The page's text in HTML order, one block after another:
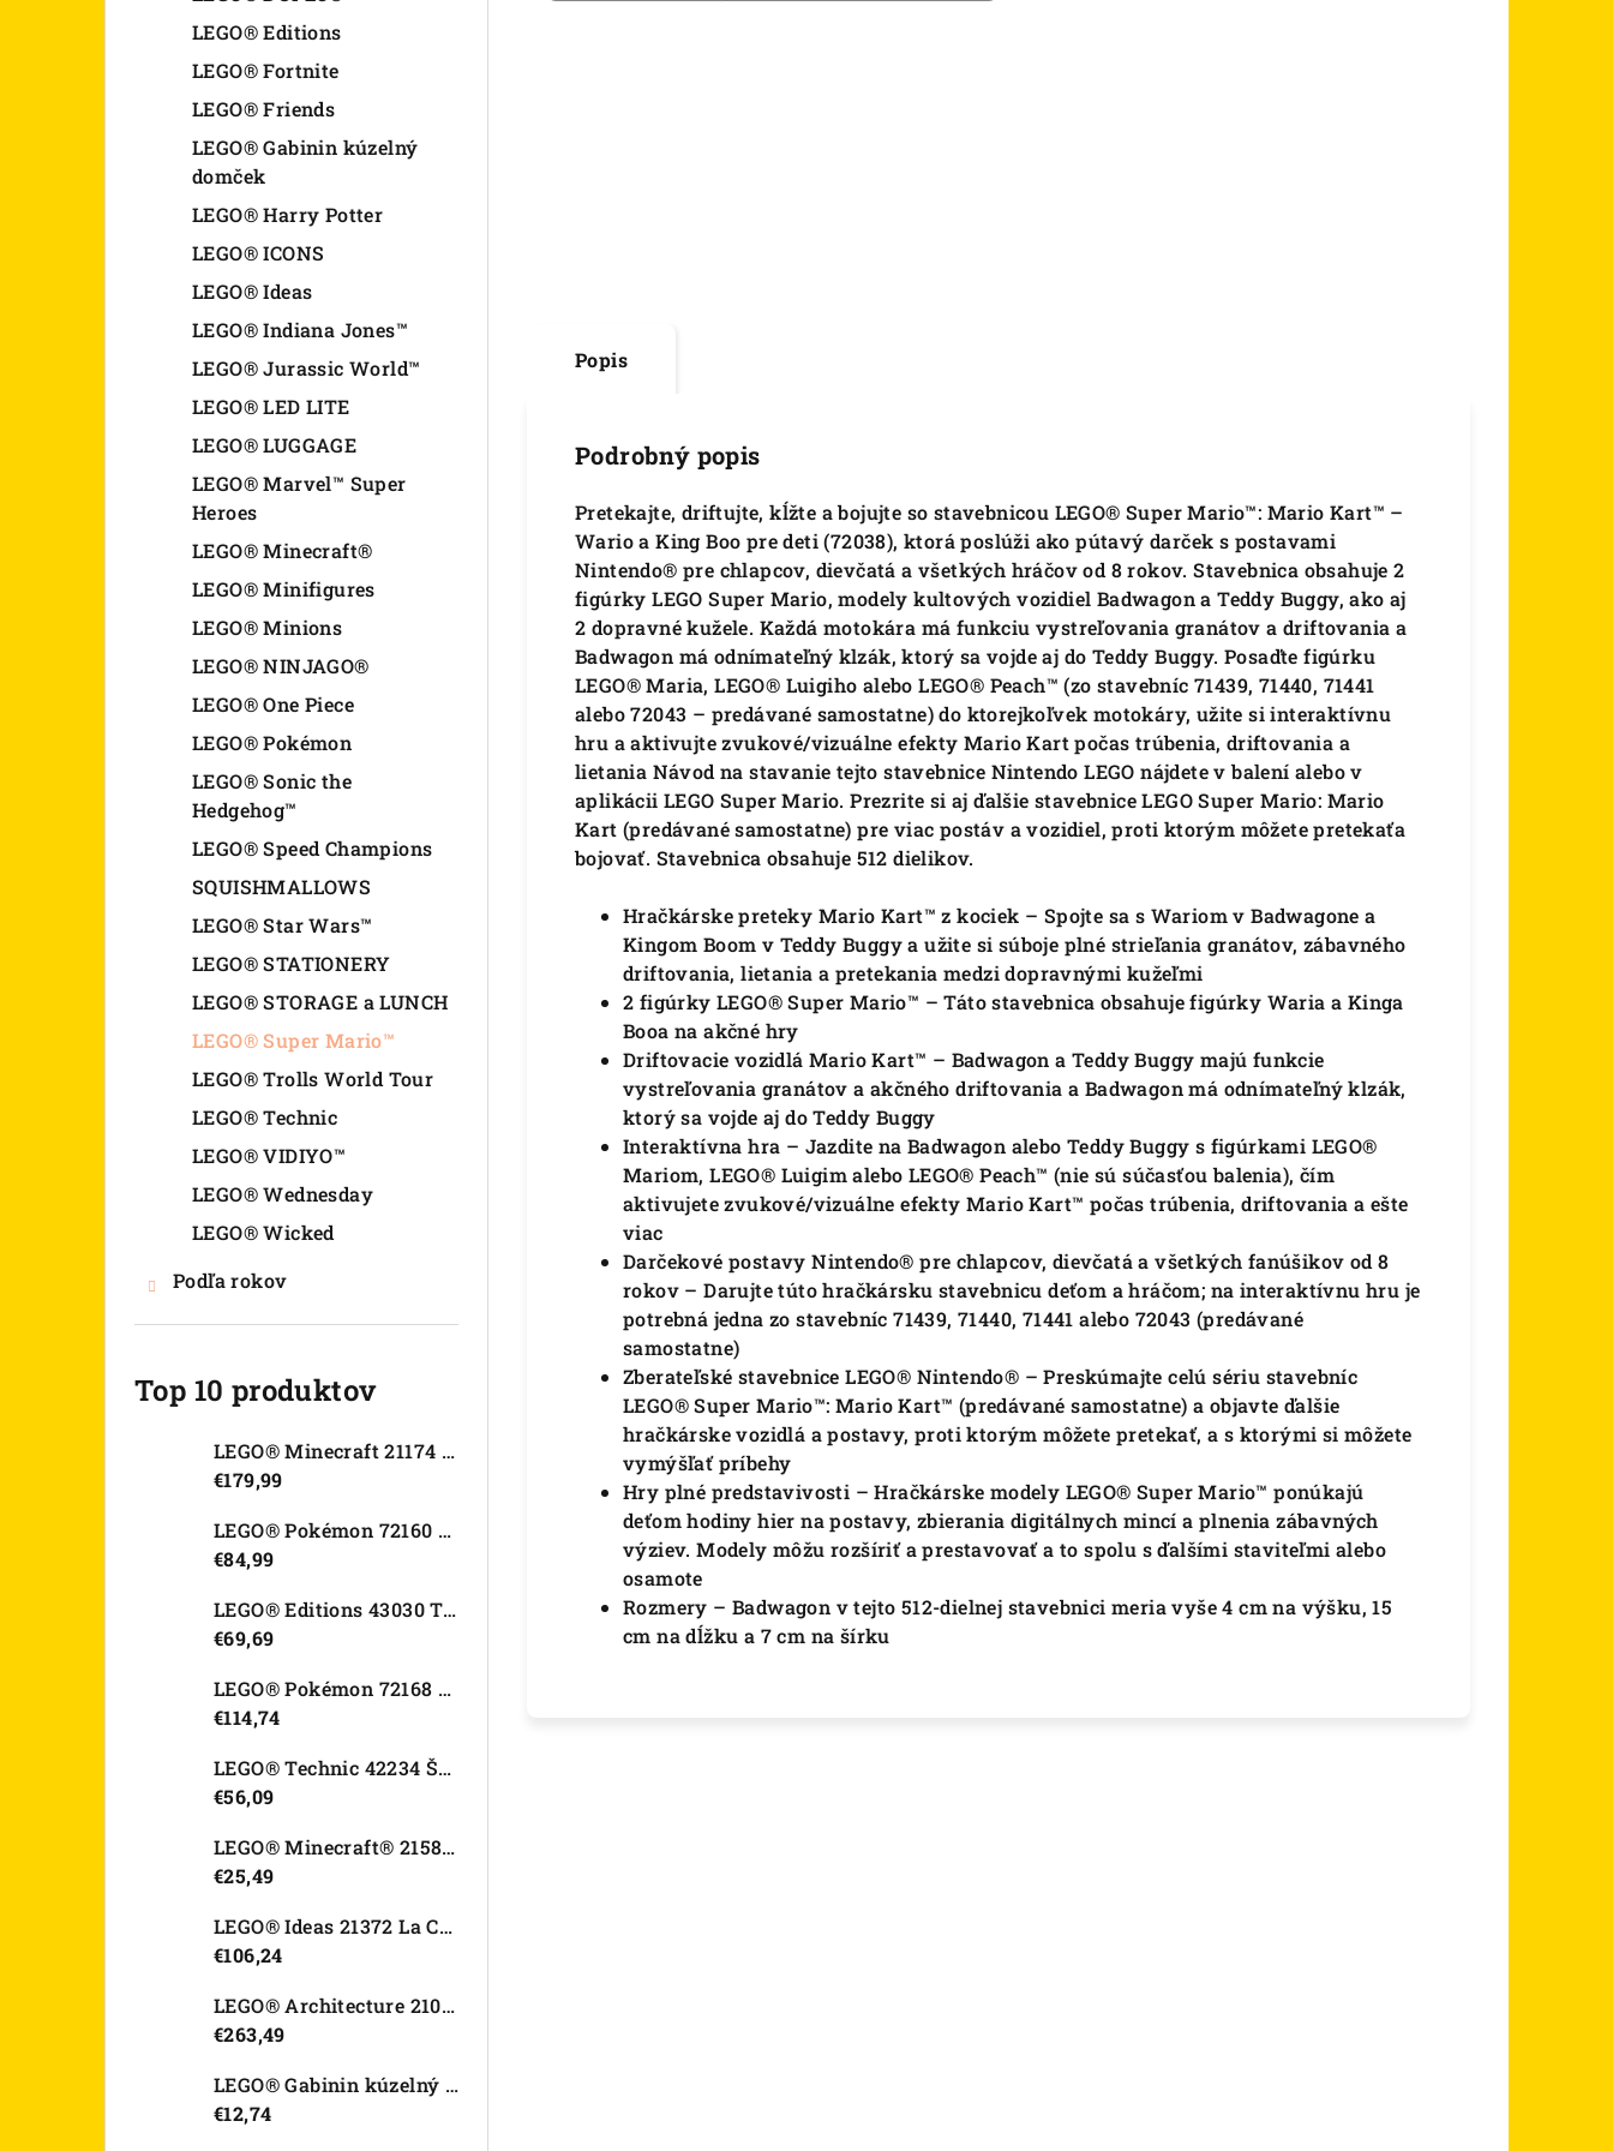
LEGO® Editions
LEGO® Fortnite
LEGO® Friends
LEGO® Gabinin kúzelný
domček
LEGO® Harry Potter
LEGO® ICONS
LEGO® Ideas
LEGO® Indiana Jones™
LEGO® Jurassic World™
LEGO® LED LITE
LEGO® LUGGAGE
LEGO® Marvel™ Super
Heroes
LEGO® Minecraft®
LEGO® Minifigures
LEGO® Minions
LEGO® NINJAGO®
LEGO® One Piece
LEGO® Pokémon
LEGO® Sonic the
Hedgehog™
LEGO® Speed Champions
SQUISHMALLOWS
LEGO® Star Wars™
LEGO® STATIONERY
LEGO® STORAGE a LUNCH
LEGO® Super Mario™
LEGO® Trolls World Tour
LEGO® Technic
LEGO® VIDIYO™
LEGO® Wednesday
LEGO® Wicked
Podľa rokov
Top 10 produktov
LEGO® Minecraft 21174 Moderný domček na strome
€179,99
LEGO® Pokémon 72160 Arcanine
€84,99
LEGO® Editions 43030 Tajná skrýša Olivie Rodrigo
€69,69
LEGO® Pokémon 72168 Rayquaza
€114,74
LEGO® Technic 42234 Športové auto Dodge Viper GTS-R
€56,09
LEGO® Minecraft® 21582 Kurací džokej
€25,49
LEGO® Ideas 21372 La Catrina
€106,24
LEGO® Architecture 21067 Tower Bridge
€263,49
LEGO® Gabinin kúzelný domček 11212 Záhradný domček Víly mačičky
€12,74
Popis
Podrobný popis
Pretekajte, driftujte, kĺžte a bojujte so stavebnicou LEGO® Super Mario™: Mario Kart™ –
Wario a King Boo pre deti (72038), ktorá poslúži ako pútavý darček s postavami
Nintendo® pre chlapcov, dievčatá a všetkých hráčov od 8 rokov. Stavebnica obsahuje 2
figúrky LEGO Super Mario, modely kultových vozidiel Badwagon a Teddy Buggy, ako aj
2 dopravné kužele. Každá motokára má funkciu vystreľovania granátov a driftovania a
Badwagon má odnímateľný klzák, ktorý sa vojde aj do Teddy Buggy. Posaďte figúrku
LEGO® Maria, LEGO® Luigiho alebo LEGO® Peach™ (zo stavebníc 71439, 71440, 71441
alebo 72043 – predávané samostatne) do ktorejkoľvek motokáry, užite si interaktívnu
hru a aktivujte zvukové/vizuálne efekty Mario Kart počas trúbenia, driftovania a
lietania Návod na stavanie tejto stavebnice Nintendo LEGO nájdete v balení alebo v
aplikácii LEGO Super Mario. Prezrite si aj ďalšie stavebnice LEGO Super Mario: Mario
Kart (predávané samostatne) pre viac postáv a vozidiel, proti ktorým môžete pretekaťa
bojovať. Stavebnica obsahuje 512 dielikov.
Hračkárske preteky Mario Kart™ z kociek – Spojte sa s Wariom v Badwagone a
Kingom Boom v Teddy Buggy a užite si súboje plné strieľania granátov, zábavného
driftovania, lietania a pretekania medzi dopravnými kužeľmi
2 figúrky LEGO® Super Mario™ – Táto stavebnica obsahuje figúrky Waria a Kinga
Booa na akčné hry
Driftovacie vozidlá Mario Kart™ – Badwagon a Teddy Buggy majú funkcie
vystreľovania granátov a akčného driftovania a Badwagon má odnímateľný klzák,
ktorý sa vojde aj do Teddy Buggy
Interaktívna hra – Jazdite na Badwagon alebo Teddy Buggy s figúrkami LEGO®
Mariom, LEGO® Luigim alebo LEGO® Peach™ (nie sú súčasťou balenia), čím
aktivujete zvukové/vizuálne efekty Mario Kart™ počas trúbenia, driftovania a ešte
viac
Darčekové postavy Nintendo® pre chlapcov, dievčatá a všetkých fanúšikov od 8
rokov – Darujte túto hračkársku stavebnicu deťom a hráčom; na interaktívnu hru je
potrebná jedna zo stavebníc 71439, 71440, 71441 alebo 72043 (predávané
samostatne)
Zberateľské stavebnice LEGO® Nintendo® – Preskúmajte celú sériu stavebníc
LEGO® Super Mario™: Mario Kart™ (predávané samostatne) a objavte ďalšie
hračkárske vozidlá a postavy, proti ktorým môžete pretekať, a s ktorými si môžete
vymýšľať príbehy
Hry plné predstavivosti – Hračkárske modely LEGO® Super Mario™ ponúkajú
deťom hodiny hier na postavy, zbierania digitálnych mincí a plnenia zábavných
výziev. Modely môžu rozšíriť a prestavovať a to spolu s ďalšími staviteľmi alebo
osamote
Rozmery – Badwagon v tejto 512-dielnej stavebnici meria vyše 4 cm na výšku, 15
cm na dĺžku a 7 cm na šírku